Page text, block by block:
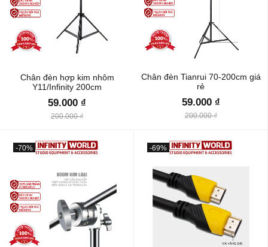
Chân đèn hợp kim nhôm
Y11/Infinity 200cm
59.000 ₫
200.000 ₫
Chân đèn Tianrui 70-200cm giá
rẻ
59.000 ₫
200.000 ₫
-70% -69%